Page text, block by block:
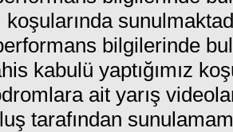
koşularında
bilgilerinde
kabulü yaptığımız
ait yarış
tarafından